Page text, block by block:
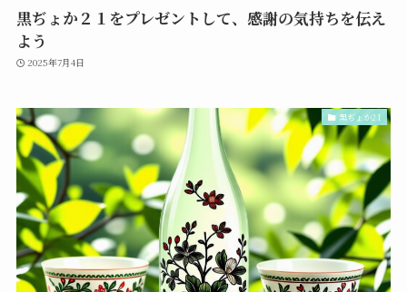
黒ぢょか２１をプレゼントして、感謝の気持ちを伝え
よう
2025年7月4日
黒ぢょか21